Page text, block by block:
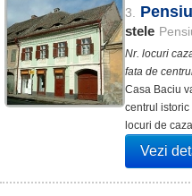
3.
stele
Nr. locuri
fata de
Casa Baciu
centrul
locuri de
Vezi